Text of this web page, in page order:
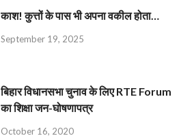
काश! कुत्तों के पास भी अपना वकील होता…
September 19, 2025
बिहार विधानसभा चुनाव के लिए RTE Forum
का शिक्षा जन-घोषणापत्र
October 16, 2020